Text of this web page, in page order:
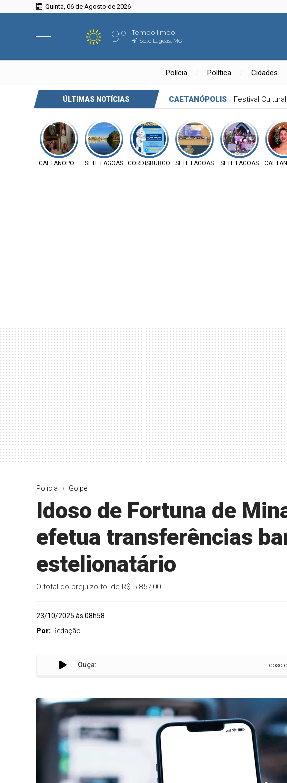
Quinta, 06 de Agosto de 2026
19° Tempo limpo
Sete Lagoas, MG
Polícia Política Cidades
ÚLTIMAS NOTÍCIAS CAETANÓPOLIS Festival
CAETANÓPOLIS SETE LAGOAS CORDISBURGO SETE LAGOAS SETE LAGOAS
Polícia Golpe
Idoso de Fortuna de
efetua transferências
estelionatário
O total do prejuízo foi de R$ 5.857,00.
23/10/2025 às 08h58
Por: Redação
Ouça: Idoso de